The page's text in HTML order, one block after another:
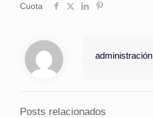
Cuota
administración
Posts relacionados